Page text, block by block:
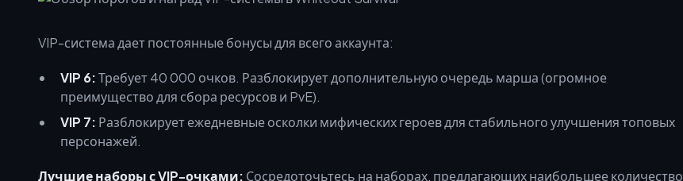
VIP-система дает постоянные бонусы для всего аккаунта:
VIP 6:Требует 40 000 очков. Разблокирует дополнительную очередь марша (огромное
преимущество для сбора ресурсов и PvE).
VIP 7: Разблокирует ежедневные осколки мифических героев для стабильного улучшения топовых
персонажей.
Лучшие наборы с VIP-очками: Сосредоточьтесь на наборах, предлагающих наибольшее количество